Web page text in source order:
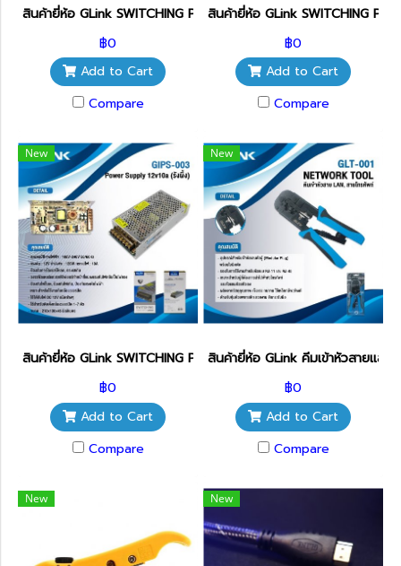
สินค้ายี่ห้อ GLink SWITCHING POWER SUPPLY รุ่น GIPS-001
฿0
Add to Cart
Compare
สินค้ายี่ห้อ GLink SWITCHING
฿0
Add to Cart
Compare
New
สินค้ายี่ห้อ GLink SWITCHING POWER SUPPLY รุ่น GIPS-003
฿0
Add to Cart
Compare
New
สินค้ายี่ห้อ GLink คีมเข้าหัวสายแลน
฿0
Add to Cart
Compare
New New